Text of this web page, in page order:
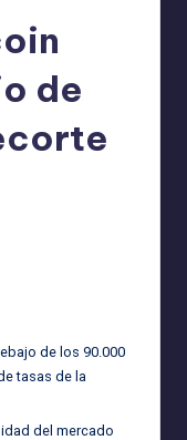
de
de los 90.000
tasas de la
del mercado